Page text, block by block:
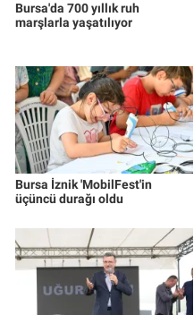
Bursa'da 700 yıllık ruh
marşlarla yaşatılıyor
Bursa İznik 'MobilFest'in
üçüncü durağı oldu